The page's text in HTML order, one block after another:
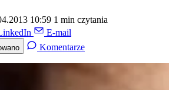
10:59 1 min czytania
E-mail
Komentarze